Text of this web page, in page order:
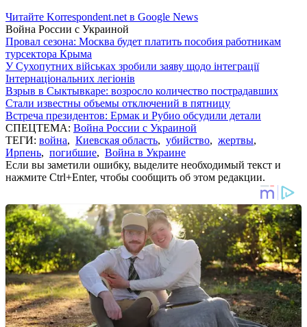
Читайте Korrespondent.net в Google News
Война России с Украиной
Провал сезона: Москва будет платить пособия работникам
турсектора Крыма
У Сухопутних військах зробили заяву щодо інтеграції
Інтернаціональних легіонів
Взрыв в Сыктывкаре: возросло количество пострадавших
Стали известны объемы отключений в пятницу
Встреча президентов: Ермак и Рубио обсудили детали
СПЕЦТЕМА: Война России с Украиной
ТЕГИ: война, Киевская область, убийство, жертвы,
Ирпень, погибшие, Война в Украине
Если вы заметили ошибку, выделите необходимый текст и
нажмите Ctrl+Enter, чтобы сообщить об этом редакции.